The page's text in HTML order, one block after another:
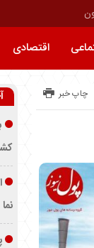
اقتصادی
چاپ خبر
نما